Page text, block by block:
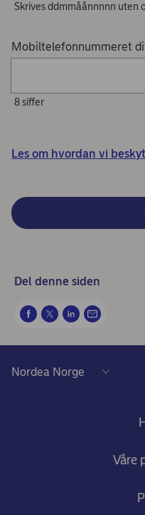
Skrives ddmmåånnnnn uten
Mobiltelefonnummeret
8 siffer
Les om hvordan vi
Del denne siden
Våre